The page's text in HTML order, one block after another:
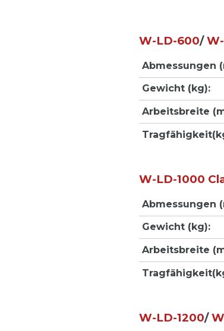
W-LD-600/
Abmessungen
Gewicht (kg):
Arbeitsbreite
W-LD-1000
Abmessungen
Gewicht (kg):
Arbeitsbreite
W-LD-1200/